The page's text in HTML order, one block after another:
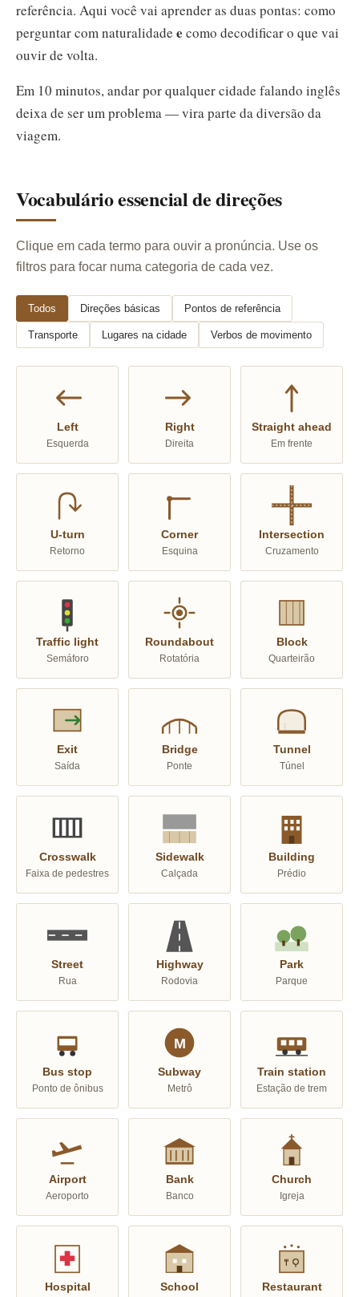
referência. Aqui você vai aprender as duas pontas: como
perguntar com naturalidade e como decodificar o que vai
ouvir de volta.
Em 10 minutos, andar por qualquer cidade falando inglês
deixa de ser um problema — vira parte da diversão da
viagem.
Vocabulário essencial de direções
Clique em cada termo para ouvir a pronúncia. Use os
filtros para focar numa categoria de cada vez.
Todos Direções básicas Pontos de referência
Transporte Lugares na cidade Verbos de movimento
Left
Esquerda
Right
Direita
Straight ahead
Em frente
U-turn
Retorno
Corner
Esquina
Intersection
Cruzamento
Traffic light
Semáforo
Roundabout
Rotatória
Block
Quarteirão
Exit
Saída
Bridge
Ponte
Tunnel
Túnel
Crosswalk
Faixa de pedestres
Sidewalk
Calçada
Building
Prédio
Street
Rua
Highway
Rodovia
Park
Parque
Bus stop
Ponto de ônibus
M
Subway
Metrô
Train station
Estação de trem
Airport
Aeroporto
Bank
Banco
Church
Igreja
Hospital School Restaurant